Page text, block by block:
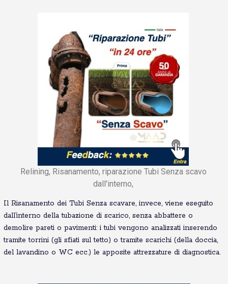
Relining, Risanamento, riparazione Tubi Senza scavo
dall'interno,
Il Risanamento dei Tubi Senza scavare, invece, viene eseguito
dall’interno della tubazione di scarico, senza abbattere o
demolire pareti o pavimenti: i tubi vengono analizzati inserendo
tramite torrini (gli sfiati sul tetto) o tramite scarichi (della doccia,
del lavandino o WC ecc.) le apposite attrezzature di diagnostica.